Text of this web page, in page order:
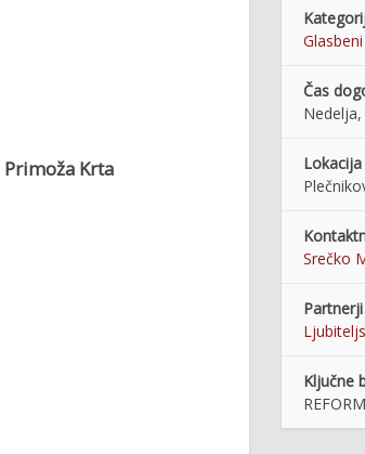
Primoža Krta
Čas
Lokacija
Srečko
Partnerji
Ključne